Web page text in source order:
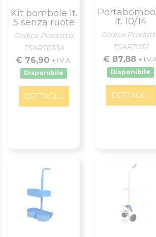
Kit bombole lt.
5 senza ruote
Codice Prodotto:
TSART033A
€ 76,90 + I.V.A.
Disponibile
DETTAGLI
lt. 10/14
Codice
TSART032
€ 87,88 + I.V.A.
Disponibile
DETTAGLI